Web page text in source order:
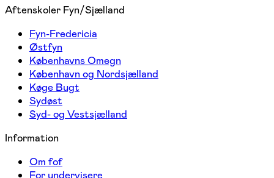
Aftenskoler Fyn/Sjælland
Fyn-Fredericia
Østfyn
Københavns Omegn
København og Nordsjælland
Køge Bugt
Sydøst
Syd- og Vestsjælland
Information
Om fof
For undervisere